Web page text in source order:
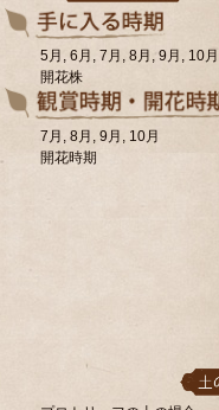
5月, 6月, 7月, 8月, 9月, 10月
開花株
7月, 8月, 9月, 10月
開花時期